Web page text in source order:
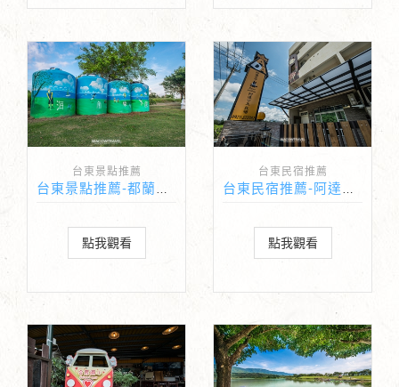
台東景點推薦
點我觀看
台東民宿推薦
點我觀看